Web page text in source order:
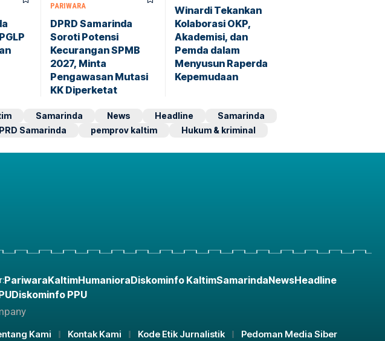
PARIWARA
DPRD Samarinda
Soroti Potensi
Kecurangan SPMB
2027, Minta
Pengawasan Mutasi
KK Diperketat
Winardi Tekankan
Kolaborasi OKP,
Akademisi, dan
Pemda dalam
Menyusun Raperda
Kepemudaan
Samarinda News Headline
Samarinda
Samarinda pemprov kaltim Hukum & kriminal
PariwaraKaltimHumanioraDiskominfo KaltimSamarindaNewsHeadline
Diskominfo PPU
Kami Kontak Kami Kode Etik Jurnalistik Pedoman Media Siber